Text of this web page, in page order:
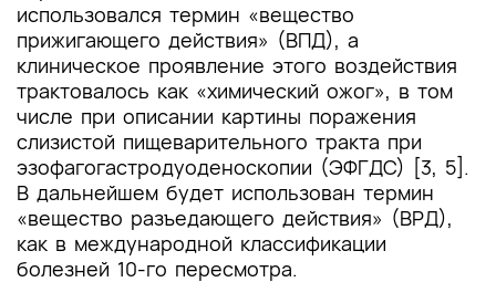
использовался термин «вещество
прижигающего действия» (ВПД), а
клиническое проявление этого воздействия
трактовалось как «химический ожог», в том
числе при описании картины поражения
слизистой пищеварительного тракта при
эзофагогастродуоденоскопии (ЭФГДС) [3, 5].
В дальнейшем будет использован термин
«вещество разъедающего действия» (ВРД),
как в международной классификации
болезней 10-го пересмотра.